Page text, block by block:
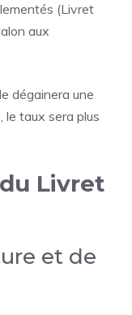
(Livret
aux
dégainera une
le taux sera plus
Livret
et de